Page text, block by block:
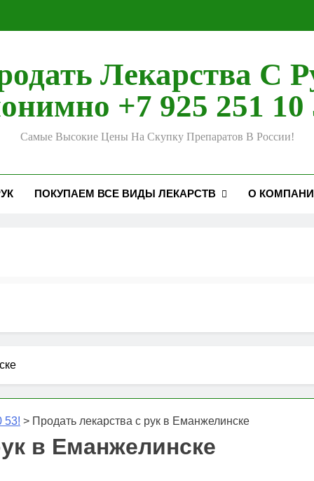
Лекарства С
+7 925 251 10
Самые Высокие Цены На Скупку Препаратов В России!
ПОКУПАЕМ ВСЕ ВИДЫ ЛЕКАРСТВ О
53! > Продать лекарства с рук в Еманжелинске
в Еманжелинске